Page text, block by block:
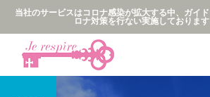
当社のサービスはコロナ感染が拡大する中、ガイ
ロナ対策を行ない実施しております